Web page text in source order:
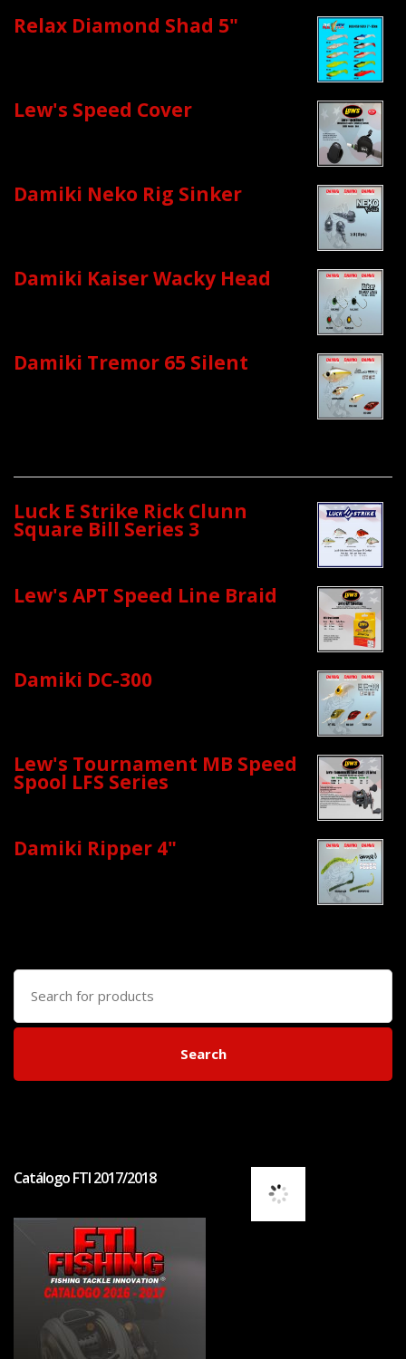
Relax Diamond Shad 5"
Lew's Speed Cover
Damiki Neko Rig Sinker
Damiki Kaiser Wacky Head
Damiki Tremor 65 Silent
Luck E Strike Rick Clunn
Square Bill Series 3
Lew's APT Speed Line Braid
Damiki DC-300
Lew's Tournament MB Speed
Spool LFS Series
Damiki Ripper 4"
Search
for:
Search
Catálogo FTI 2017/2018